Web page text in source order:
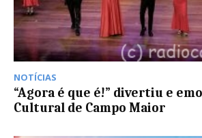
NOTÍCIAS
“Agora é que é!” divertiu e
Cultural de Campo Maior